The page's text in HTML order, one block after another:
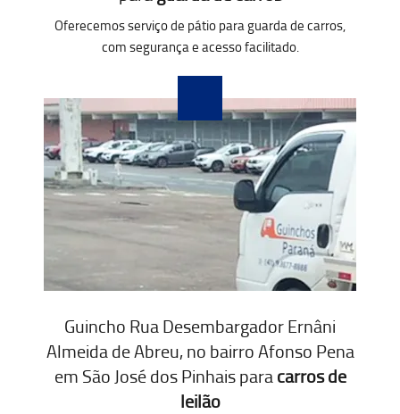
Oferecemos serviço de pátio para guarda de carros,
com segurança e acesso facilitado.
Guincho Rua Desembargador Ernâni
Almeida de Abreu, no bairro Afonso Pena
em São José dos Pinhais paracarros de
leilão